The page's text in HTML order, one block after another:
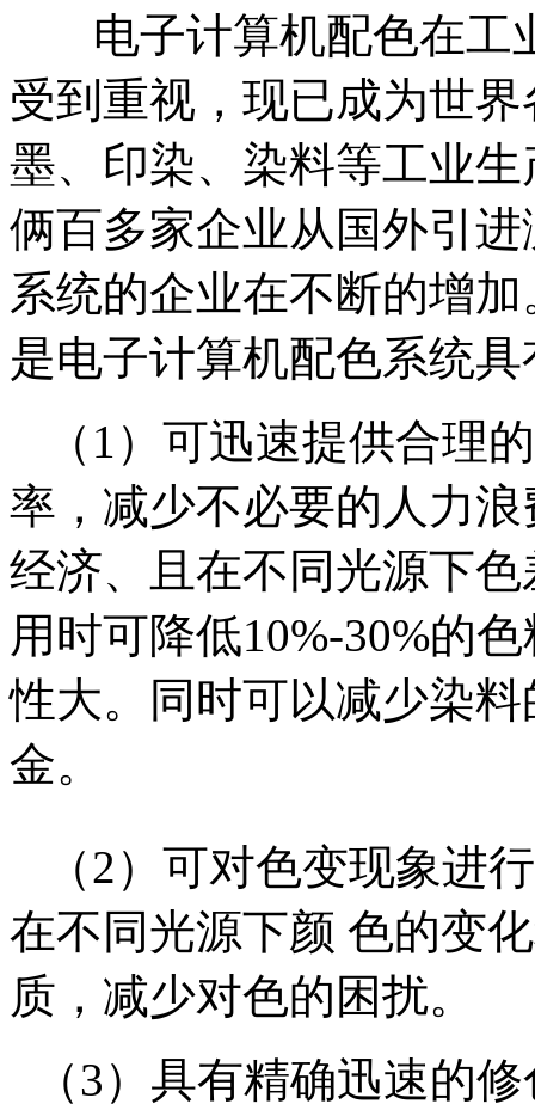
电子计算机配色在工
受到重视，现已成为世
墨、印染、染料等工业
俩百多家企业从国外引
系统的企业在不断的增
是电子计算机配色系统
（1）可迅速提供合理
率，减少不必要的人力
经济、且在不同光源下
用时可降低10%-30%的
性大。同时可以减少染
金。
（2）可对色变现象进
在不同光源下颜 色的变
质，减少对色的困扰。
（3）具有精确迅速的